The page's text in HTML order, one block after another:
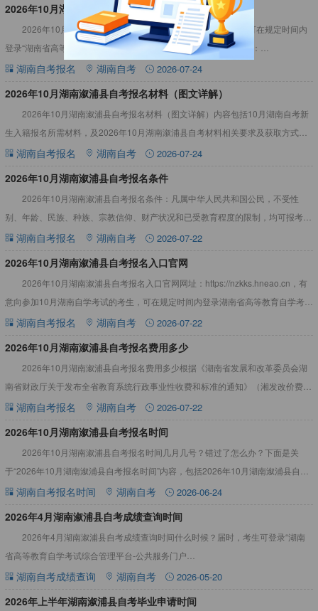
​2026年10月湖南溆浦县自考报名流程步骤
2026年10月湖南溆浦县自考报名流程步骤详解已公布，考生可在规定时间内
登录“湖南省高等教育自学考试综合管理平台-公共服务门户”（网址：
https://nzkks.hneao.cn），进行课程报考，网
湖南自考报名 湖南自考 2026-07-24
​2026年10月湖南溆浦县自考报名材料（图文详解）
2026年10月湖南溆浦县自考报名材料（图文详解）内容包括10月湖南自考新
生入籍报名所需材料，及2026年10月湖南溆浦县自考材料相关要求及获取方式
等，详情见下文：2026年10月湖南溆浦县自考报名材
湖南自考报名 湖南自考 2026-07-24
2026年10月湖南溆浦县自考报名条件
2026年10月湖南溆浦县自考报名条件：凡属中华人民共和国公民，不受性
别、年龄、民族、种族、宗教信仰、财产状况和已受教育程度的限制，均可报考未
加限制条件的专业。详情见下文：2026年10月湖南溆浦县自
湖南自考报名 湖南自考 2026-07-22
2026年10月湖南溆浦县自考报名入口官网
2026年10月湖南溆浦县自考报名入口官网网址：https://nzkks.hneao.cn，有
意向参加10月湖南自学考试的考生，可在规定时间内登录湖南省高等教育自学考试
综合管理平台-公共服务门户报考
湖南自考报名 湖南自考 2026-07-22
2026年10月湖南溆浦县自考报名费用多少
2026年10月湖南溆浦县自考报名费用多少根据《湖南省发展和改革委员会湖
南省财政厅关于发布全省教育系统行政事业性收费和标准的通知》（湘发改价费
[2018]531号）规定获悉：48元每人每科。详见下文：
湖南自考报名 湖南自考 2026-07-22
2026年10月湖南溆浦县自考报名时间
2026年10月湖南溆浦县自考报名时间几月几号？错过了怎么办？下面是关
于“2026年10月湖南溆浦县自考报名时间”内容，包括2026年10月湖南溆浦县自考
报名时间错过了怎么办等。详情见下文：2026年
湖南自考报名时间 湖南自考 2026-06-24
2026年4月湖南溆浦县自考成绩查询时间
2026年4月湖南溆浦县自考成绩查询时间什么时候？届时，考生可登录“湖南
省高等教育自学考试综合管理平台-公共服务门户
（https://nzkks.hneao.cn/student_anon/home）
湖南自考成绩查询 湖南自考 2026-05-20
​2026年上半年湖南溆浦县自考毕业申请时间